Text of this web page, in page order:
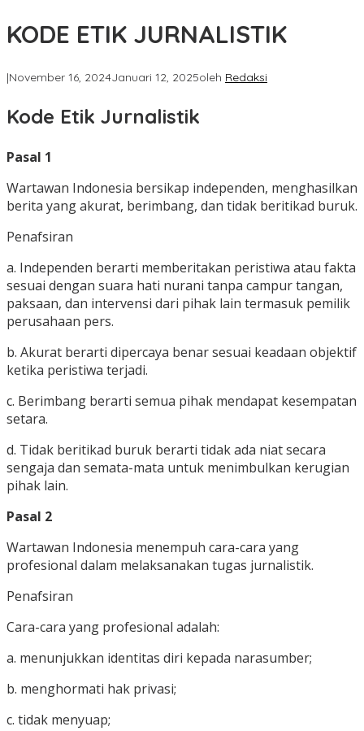
KODE ETIK JURNALISTIK
|November 16, 2024Januari 12, 2025oleh Redaksi
Kode Etik Jurnalistik
Pasal 1
Wartawan Indonesia bersikap independen, menghasilkan
berita yang akurat, berimbang, dan tidak beritikad buruk.
Penafsiran
a. Independen berarti memberitakan peristiwa atau fakta
sesuai dengan suara hati nurani tanpa campur tangan,
paksaan, dan intervensi dari pihak lain termasuk pemilik
perusahaan pers.
b. Akurat berarti dipercaya benar sesuai keadaan objektif
ketika peristiwa terjadi.
c. Berimbang berarti semua pihak mendapat kesempatan
setara.
d. Tidak beritikad buruk berarti tidak ada niat secara
sengaja dan semata-mata untuk menimbulkan kerugian
pihak lain.
Pasal 2
Wartawan Indonesia menempuh cara-cara yang
profesional dalam melaksanakan tugas jurnalistik.
Penafsiran
Cara-cara yang profesional adalah:
a. menunjukkan identitas diri kepada narasumber;
b. menghormati hak privasi;
c. tidak menyuap;